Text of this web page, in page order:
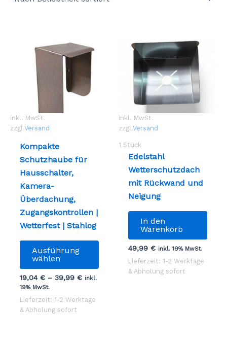
inkl. MwSt.
zzgl.Versand
Kompakte
Schutzhaube für
Hausschalter,
Kamera-
Überdachung,
Zugangskontrollen |
Wetterfest | Stahlog
Ausführung
wählen
Dieses
weist
19,04€ –39,99€ inkl.
19% MwSt.
Lieferzeit: 1-2 Werktage
& Abholung sofort
inkl. MwSt.
zzgl.Versand
1 Stück
Edelstahl
Wetterschutzdach
mit Rückwand und
Neigung
In den
Warenkorb
49,99€ inkl. 19% MwSt.
Lieferzeit: 1-2 Werktage
& Abholung sofort